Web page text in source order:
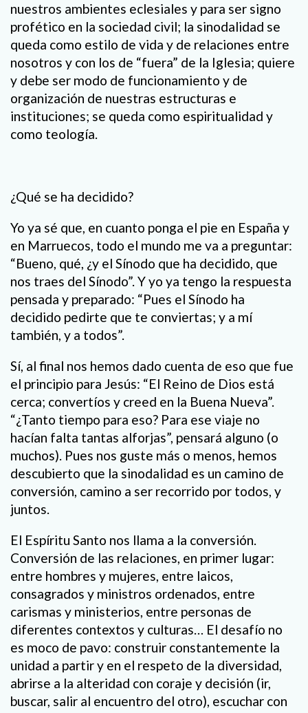
nuestros ambientes eclesiales y para ser signo
profético en la sociedad civil; la sinodalidad se
queda como estilo de vida y de relaciones entre
nosotros y con los de “fuera” de la Iglesia; quiere
y debe ser modo de funcionamiento y de
organización de nuestras estructuras e
instituciones; se queda como espiritualidad y
como teología.
¿Qué se ha decidido?
Yo ya sé que, en cuanto ponga el pie en España y
en Marruecos, todo el mundo me va a preguntar:
“Bueno, qué, ¿y el Sínodo que ha decidido, que
nos traes del Sínodo”. Y yo ya tengo la respuesta
pensada y preparado: “Pues el Sínodo ha
decidido pedirte que te conviertas; y a mí
también, y a todos”.
Sí, al final nos hemos dado cuenta de eso que fue
el principio para Jesús: “El Reino de Dios está
cerca; convertíos y creed en la Buena Nueva”.
“¿Tanto tiempo para eso? Para ese viaje no
hacían falta tantas alforjas”, pensará alguno (o
muchos). Pues nos guste más o menos, hemos
descubierto que la sinodalidad es un camino de
conversión, camino a ser recorrido por todos, y
juntos.
El Espíritu Santo nos llama a la conversión.
Conversión de las relaciones, en primer lugar:
entre hombres y mujeres, entre laicos,
consagrados y ministros ordenados, entre
carismas y ministerios, entre personas de
diferentes contextos y culturas… El desafío no
es moco de pavo: construir constantemente la
unidad a partir y en el respeto de la diversidad,
abrirse a la alteridad con coraje y decisión (ir,
buscar, salir al encuentro del otro), escuchar con